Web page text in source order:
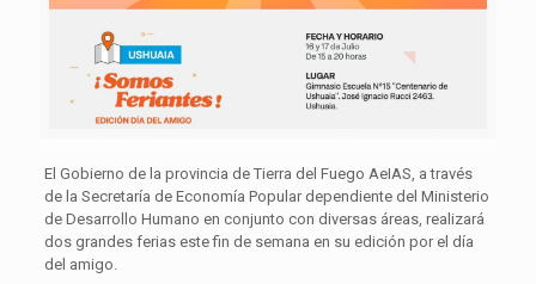
El Gobierno de la provincia de Tierra del Fuego AeIAS, a través
de la Secretaría de Economía Popular dependiente del Ministerio
de Desarrollo Humano en conjunto con diversas áreas, realizará
dos grandes ferias este fin de semana en su edición por el día
del amigo.